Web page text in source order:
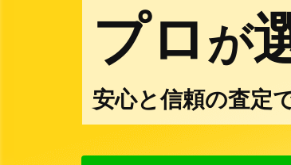
プロ が
安心と信頼の査定